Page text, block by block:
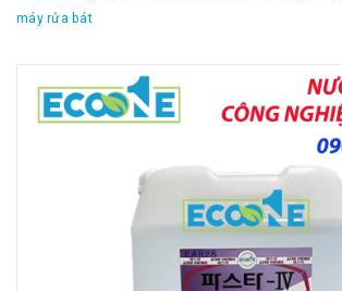
máy rửa bát